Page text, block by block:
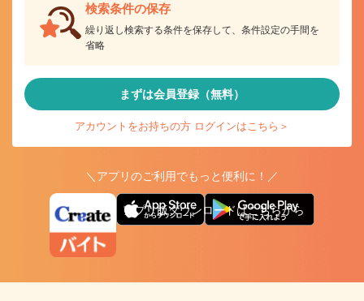
検索条件の保存
繰り返し検索する条件を保存して、条件設定の手間を
省略
まずは会員登録（無料）
アカウントをお持ちの方 ログインはこちら＞
＼アプリのご利用でもっと便利に！／
アプリ版ダウンロードはこちらから